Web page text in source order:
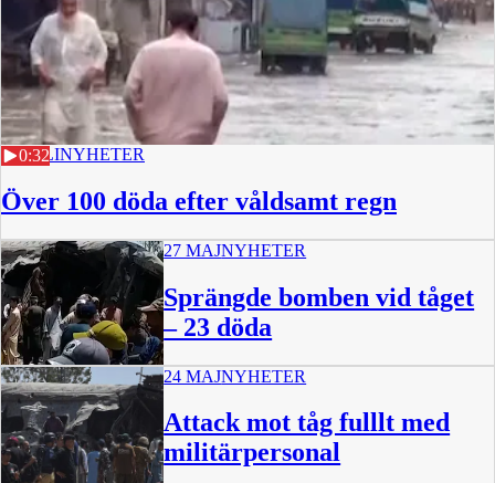
0:32
28 JULINYHETER
Över 100 döda efter våldsamt regn
0:46
27 MAJNYHETER
Sprängde bomben vid tåget
– 23 döda
24 MAJNYHETER
Attack mot tåg fulllt med
militärpersonal